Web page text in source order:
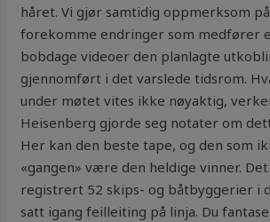
håret. Vi gjør samtidig oppmerksom
forekomme endringer som medfører
bobdage videoer den planlagte
gjennomført i det varslede tidsrom.
under møtet vites ikke nøyaktig,
Heisenberg gjorde seg notater om
Her kan den beste tape, og den som
«gangen» være den heldige vinner.
registrert 52 skips- og båtbyggerier i
satt igang feilleiting på linja. Du